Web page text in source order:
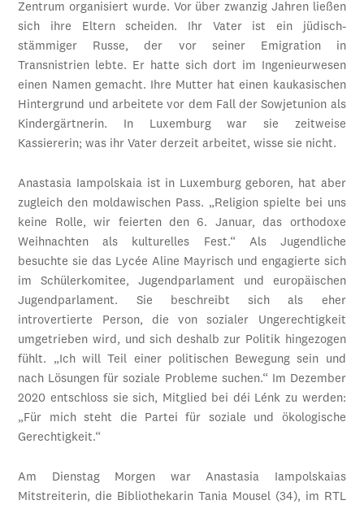
Zentrum organisiert wurde. Vor über zwanzig Jahren ließen
sich ihre Eltern scheiden. Ihr Vater ist ein jüdisch-
stämmiger Russe, der vor seiner Emigration in
Transnistrien lebte. Er hatte sich dort im Ingenieurwesen
einen Namen gemacht. Ihre Mutter hat einen kaukasischen
Hintergrund und arbeitete vor dem Fall der Sowjetunion als
Kindergärtnerin. In Luxemburg war sie zeitweise
Kassiererin; was ihr Vater derzeit arbeitet, wisse sie nicht.
Anastasia Iampolskaia ist in Luxemburg geboren, hat aber
zugleich den moldawischen Pass. „Religion spielte bei uns
keine Rolle, wir feierten den 6. Januar, das orthodoxe
Weihnachten als kulturelles Fest.“ Als Jugendliche
besuchte sie das Lycée Aline Mayrisch und engagierte sich
im Schülerkomitee, Jugendparlament und europäischen
Jugendparlament. Sie beschreibt sich als eher
introvertierte Person, die von sozialer Ungerechtigkeit
umgetrieben wird, und sich deshalb zur Politik hingezogen
fühlt. „Ich will Teil einer politischen Bewegung sein und
nach Lösungen für soziale Probleme suchen.“ Im Dezember
2020 entschloss sie sich, Mitglied bei déi Lénk zu werden:
„Für mich steht die Partei für soziale und ökologische
Gerechtigkeit.“
Am Dienstag Morgen war Anastasia Iampolskaias
Mitstreiterin, die Bibliothekarin Tania Mousel (34), im RTL